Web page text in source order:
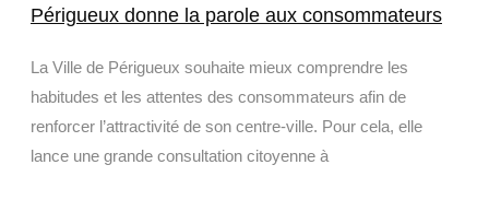
Périgueux donne la parole aux consommateurs
La Ville de Périgueux souhaite mieux comprendre les
habitudes et les attentes des consommateurs afin de
renforcer l’attractivité de son centre-ville. Pour cela, elle
lance une grande consultation citoyenne à